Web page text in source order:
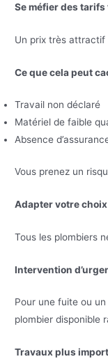
Se méfier des tarifs
Un prix très attractif
Ce que cela peut
Travail non déclaré
Matériel de faible
Absence
Vous prenez un
Adapter votre
Tous les plombiers
Intervention
Pour une fuite ou
plombier disponible
Travaux plus